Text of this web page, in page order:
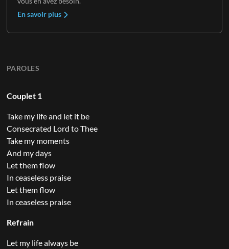
En savoir plus
PAROLES
Couplet 1
Take my life and let it be
Consecrated Lord to Thee
Take my moments
And my days
Let them flow
In ceaseless praise
Let them flow
In ceaseless praise
Refrain
Let my life always be